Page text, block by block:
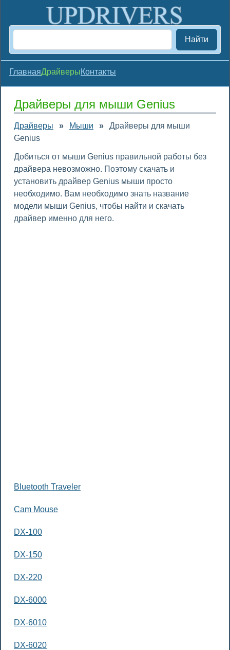
Найти
ГлавнаяДрайверыКонтакты
Драйверы для мыши Genius
Драйверы » Мыши »
Драйверы для мыши
Genius
Добиться от мыши Genius правильной работы без
драйвера невозможно. Поэтому скачать и
установить драйвер Genius мыши просто
необходимо. Вам необходимо знать название
модели мыши Genius, чтобы найти и скачать
драйвер именно для него.
Bluetooth Traveler
Cam Mouse
DX-100
DX-150
DX-220
DX-6000
DX-6010
DX-6020